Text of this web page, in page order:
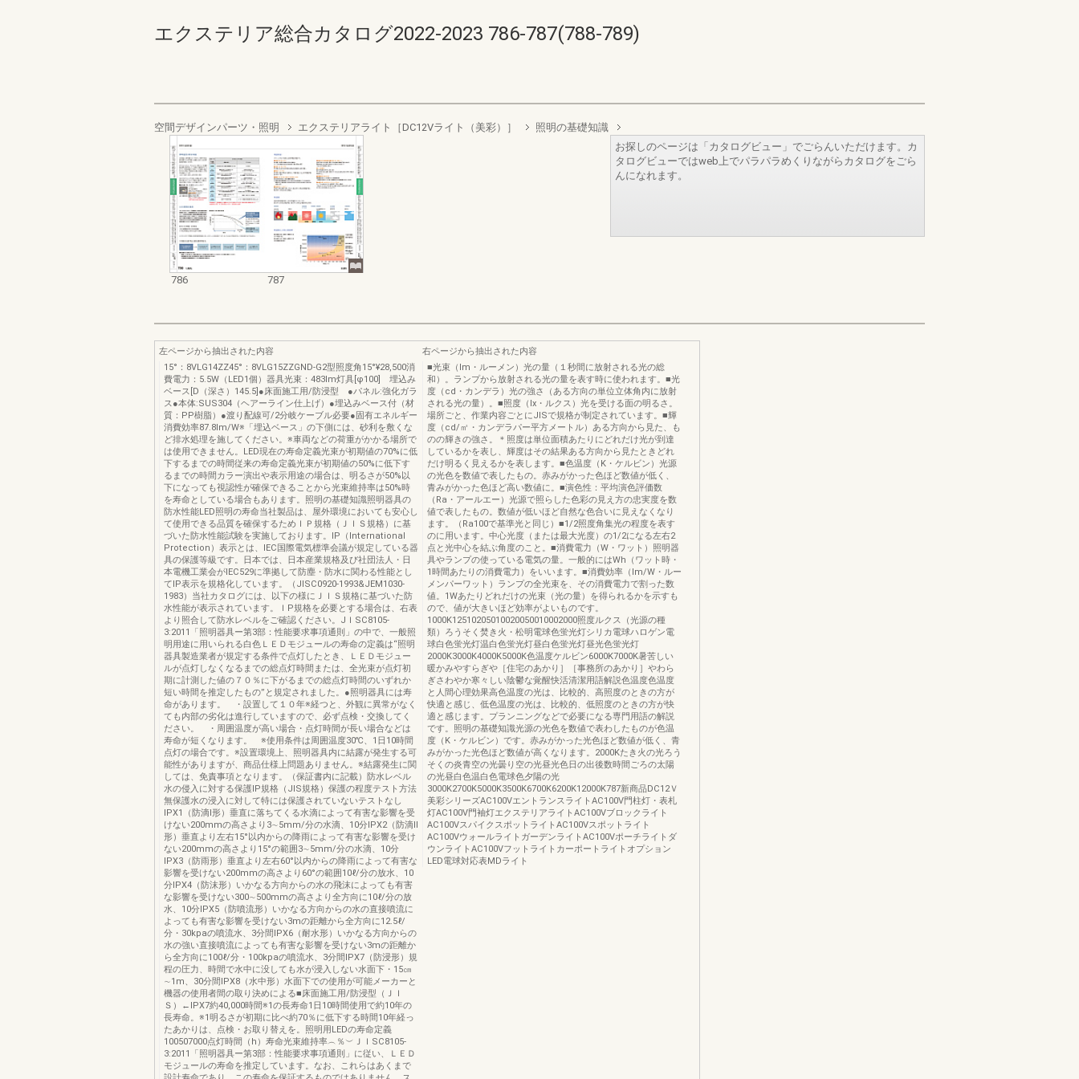
エクステリア総合カタログ2022-2023 786-787(788-789)
空間デザインパーツ・照明 エクステリアライト［DC12Vライト（美彩）］ 照明の基礎知識
786 787
お探しのページは「カタログビュー」でごらんいただけます。カ
タログビューではweb上でパラパラめくりながらカタログをごら
んになれます。
左ページから抽出された内容
15°：8VLG14ZZ45°：8VLG15ZZGND-G2型照度角15°¥28,500消
費電力：5.5W（LED1個）器具光束：483lm灯具[φ100] 埋込み
ベース[D（深さ）145.5]●床面施工用/防浸型 ●パネル:強化ガラ
ス●本体:SUS304（ヘアーライン仕上げ）●埋込みベース付（材
質：PP樹脂）●渡り配線可/2分岐ケーブル必要●固有エネルギー
消費効率87.8lm/W※「埋込ベース」の下側には、砂利を敷くな
ど排水処理を施してください。※車両などの荷重がかかる場所で
は使用できません。LED現在の寿命定義光束が初期値の70%に低
下するまでの時間従来の寿命定義光束が初期値の50%に低下す
るまでの時間カラー演出や表示用途の場合は、明るさが50%以
下になっても視認性が確保できることから光束維持率は50%時
を寿命としている場合もあります。照明の基礎知識照明器具の
防水性能LED照明の寿命当社製品は、屋外環境においても安心し
て使用できる品質を確保するためＩＰ規格（ＪＩＳ規格）に基
づいた防水性能試験を実施しております。IP（International
Protection）表示とは、IEC国際電気標準会議が規定している器
具の保護等級です。日本では、日本産業規格及び社団法人・日
本電機工業会がIEC529に準拠して防塵・防水に関わる性能とし
てIP表示を規格化しています。（JISC0920-1993&JEM1030-
1983）当社カタログには、以下の様にＪＩＳ規格に基づいた防
水性能が表示されています。ＩP規格を必要とする場合は、右表
より照合して防水レベルをご確認ください。JＩSC8105-
3:2011「照明器具ー第3部：性能要求事項通則」の中で、一般照
明用途に用いられる白色ＬＥＤモジュールの寿命の定義は“照明
器具製造業者が規定する条件で点灯したとき、ＬＥＤモジュー
ルが点灯しなくなるまでの総点灯時間または、全光束が点灯初
期に計測した値の７０％に下がるまでの総点灯時間のいずれか
短い時間を推定したもの”と規定されました。●照明器具には寿
命があります。 ・設置して１０年※経つと、外観に異常がなく
ても内部の劣化は進行していますので、必ず点検・交換してく
ださい。 ・周囲温度が高い場合・点灯時間が長い場合などは
寿命が短くなります。 ※使用条件は周囲温度30℃、1日10時間
点灯の場合です。※設置環境上、照明器具内に結露が発生する可
能性がありますが、商品仕様上問題ありません。※結露発生に関
しては、免責事項となります。（保証書内に記載）防水レベル
水の侵入に対する保護IP規格（JIS規格）保護の程度テスト方法
無保護水の浸入に対して特には保護されていないテストなし
IPX1（防滴Ⅰ形）垂直に落ちてくる水滴によって有害な影響を受
けない200mmの高さより3∼5mm/分の水滴、10分IPX2（防滴Ⅱ
形）垂直より左右15°以内からの降雨によって有害な影響を受け
ない200mmの高さより15°の範囲3∼5mm/分の水滴、10分
IPX3（防雨形）垂直より左右60°以内からの降雨によって有害な
影響を受けない200mmの高さより60°の範囲10ℓ/分の放水、10
分IPX4（防沫形）いかなる方向からの水の飛沫によっても有害
な影響を受けない300∼500mmの高さより全方向に10ℓ/分の放
水、10分IPX5（防噴流形）いかなる方向からの水の直接噴流に
よっても有害な影響を受けない3mの距離から全方向に12.5ℓ/
分・30kpaの噴流水、3分間IPX6（耐水形）いかなる方向からの
水の強い直接噴流によっても有害な影響を受けない3mの距離か
ら全方向に100ℓ/分・100kpaの噴流水、3分間IPX7（防浸形）規
程の圧力、時間で水中に没しても水が浸入しない水面下・15㎝
∼1m、30分間IPX8（水中形）水面下での使用が可能メーカーと
機器の使用者間の取り決めによる■床面施工用/防浸型（ＪＩ
Ｓ）←IPX7約40,000時間※1の長寿命1日10時間使用で約10年の
長寿命。※1明るさが初期に比べ約70％に低下する時間10年経っ
たあかりは、点検・お取り替えを。照明用LEDの寿命定義
100507000点灯時間（h）寿命光束維持率︵％︶ＪＩSC8105-
3:2011「照明器具ー第3部：性能要求事項通則」に従い、ＬＥＤ
モジュールの寿命を推定しています。なお、これらはあくまで
右ページから抽出された内容
■光束（lm・ルーメン）光の量（１秒間に放射される光の総
和）。ランプから放射される光の量を表す時に使われます。■光
度（cd・カンデラ）光の強さ（ある方向の単位立体角内に放射
される光の量）。■照度（lx・ルクス）光を受ける面の明るさ。
場所ごと、作業内容ごとにJISで規格が制定されています。■輝
度（cd/㎡・カンデラパー平方メートル）ある方向から見た、も
のの輝きの強さ。＊照度は単位面積あたりにどれだけ光が到達
しているかを表し、輝度はその結果ある方向から見たときどれ
だけ明るく見えるかを表します。■色温度（K・ケルビン）光源
の光色を数値で表したもの。赤みがかった色ほど数値が低く、
青みがかった色ほど高い数値に。■演色性：平均演色評価数
（Ra・アールエー）光源で照らした色彩の見え方の忠実度を数
値で表したもの。数値が低いほど自然な色合いに見えなくなり
ます。（Ra100で基準光と同じ）■1/2照度角集光の程度を表す
のに用います。中心光度（または最大光度）の1/2になる左右2
点と光中心を結ぶ角度のこと。■消費電力（W・ワット）照明器
具やランプの使っている電気の量。一般的にはWh（ワット時・
1時間あたりの消費電力）をいいます。■消費効率（lm/W・ルー
メンパーワット）ランプの全光束を、その消費電力で割った数
値。1Wあたりどれだけの光束（光の量）を得られるかを示すも
ので、値が大きいほど効率がよいものです。
1000K12510205010020050010002000照度ルクス（光源の種
類）ろうそく焚き火・松明電球色蛍光灯シリカ電球ハロゲン電
球白色蛍光灯温白色蛍光灯昼白色蛍光灯昼光色蛍光灯
2000K3000K4000K5000K色温度ケルビン6000K7000K暑苦しい
暖かみやすらぎや［住宅のあかり］［事務所のあかり］やわら
ぎさわやか寒々しい陰鬱な覚醒快活清潔用語解説色温度色温度
と人間心理効果高色温度の光は、比較的、高照度のときの方が
快適と感じ、低色温度の光は、比較的、低照度のときの方が快
適と感じます。プランニングなどで必要になる専門用語の解説
です。照明の基礎知識光源の光色を数値で表わしたものが色温
度（K・ケルビン）です。赤みがかった光色ほど数値が低く、青
みがかった光色ほど数値が高くなります。2000Kたき火の光ろう
そくの炎青空の光曇り空の光昼光色日の出後数時間ごろの太陽
の光昼白色温白色電球色夕陽の光
3000K2700K5000K3500K6700K6200K12000K787新商品DC12Ｖ
美彩シリーズAC100VエントランスライトAC100V門柱灯・表札
灯AC100V門袖灯エクステリアライトAC100Vブロックライト
AC100VスパイクスポットライトAC100Vスポットライト
AC100VウォールライトガーデンライトAC100Vポーチライトダ
ウンライトAC100Vフットライトカーポートライトオプション
LED電球対応表MDライト